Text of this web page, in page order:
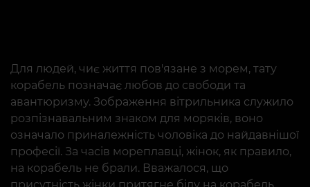
Для людей, чиє життя пов'язане з морем, тату
корабель позначає любов до свободи та
авантюризму. Зображення вітрильника служило
розпізнавальним знаком для моряків, воно
означало приналежність чоловіка до найдавнішої
професії. За часів мореплавці, жінок, як правило,
на корабель не брали. Вважалося, що